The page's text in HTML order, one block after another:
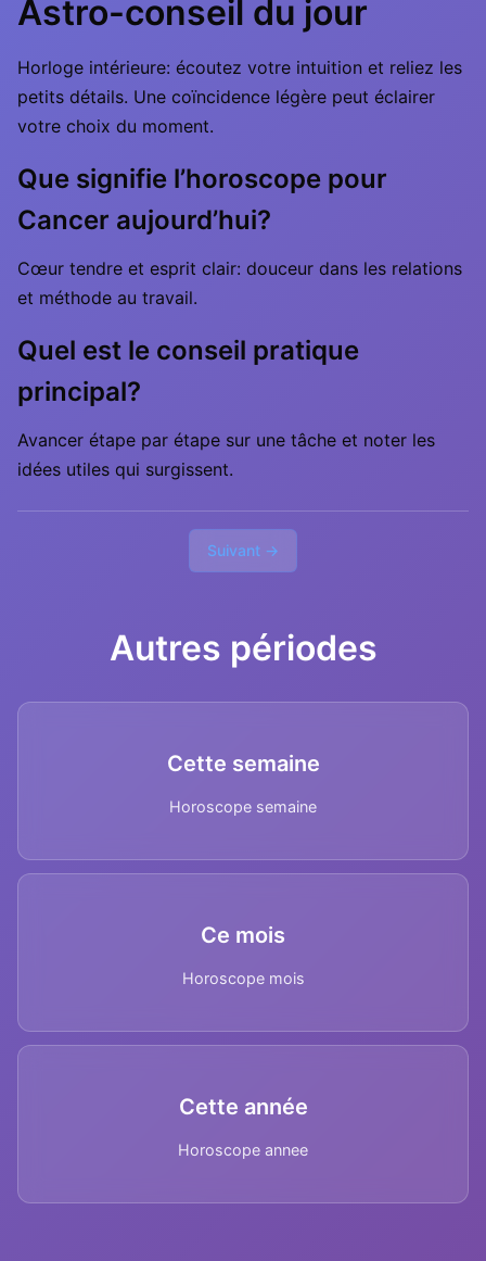
Astro-conseil du jour
Horloge intérieure: écoutez votre intuition et reliez les
petits détails. Une coïncidence légère peut éclairer
votre choix du moment.
Que signifie l’horoscope pour
Cancer aujourd’hui?
Cœur tendre et esprit clair: douceur dans les relations
et méthode au travail.
Quel est le conseil pratique
principal?
Avancer étape par étape sur une tâche et noter les
idées utiles qui surgissent.
Suivant →
Autres périodes
Cette semaine
Horoscope semaine
Ce mois
Horoscope mois
Cette année
Horoscope annee